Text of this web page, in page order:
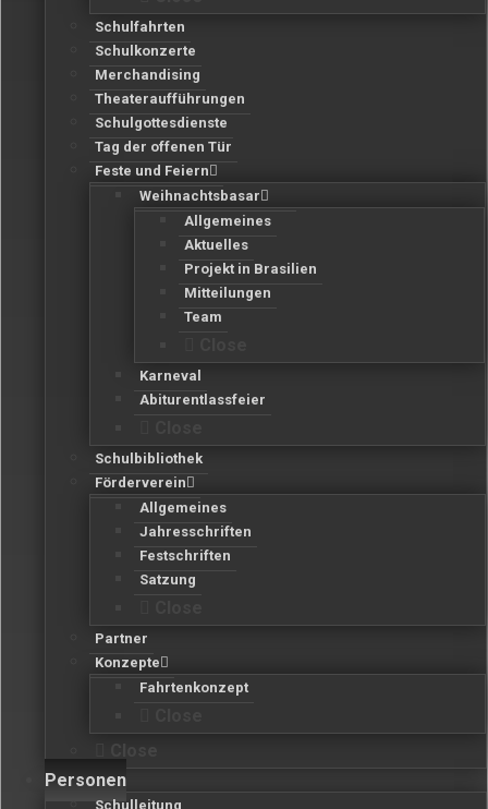
Schulfahrten
Schulkonzerte
Merchandising
Theateraufführungen
Schulgottesdienste
Tag der offenen Tür
Feste und Feiern
Weihnachtsbasar
Allgemeines
Aktuelles
Projekt in Brasilien
Mitteilungen
Team
Karneval
Abiturentlassfeier
Schulbibliothek
Förderverein
Allgemeines
Jahresschriften
Festschriften
Satzung
Partner
Konzepte
Fahrtenkonzept
Personen
Schulleitung